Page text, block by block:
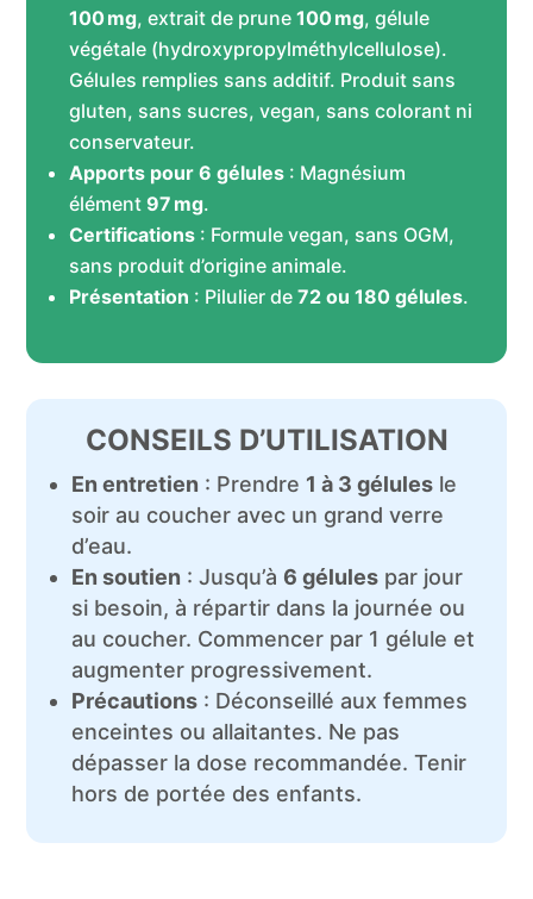
100 mg, extrait de prune100 mg, gélule
végétale (hydroxypropylméthylcellulose).
Gélules remplies sans additif. Produit sans
gluten, sans sucres, vegan, sans colorant ni
conservateur.
Apports pour 6 gélules : Magnésium
élément97 mg.
Certifications : Formule vegan, sans OGM,
sans produit d’origine animale.
Présentation : Pilulier de72 ou 180 gélules.
CONSEILS D’UTILISATION
En entretien : Prendre 1 à 3 gélules le
soir au coucher avec un grand verre
d’eau.
En soutien : Jusqu’à 6 gélules par jour
si besoin, à répartir dans la journée ou
au coucher. Commencer par 1 gélule et
augmenter progressivement.
Précautions : Déconseillé aux femmes
enceintes ou allaitantes. Ne pas
dépasser la dose recommandée. Tenir
hors de portée des enfants.